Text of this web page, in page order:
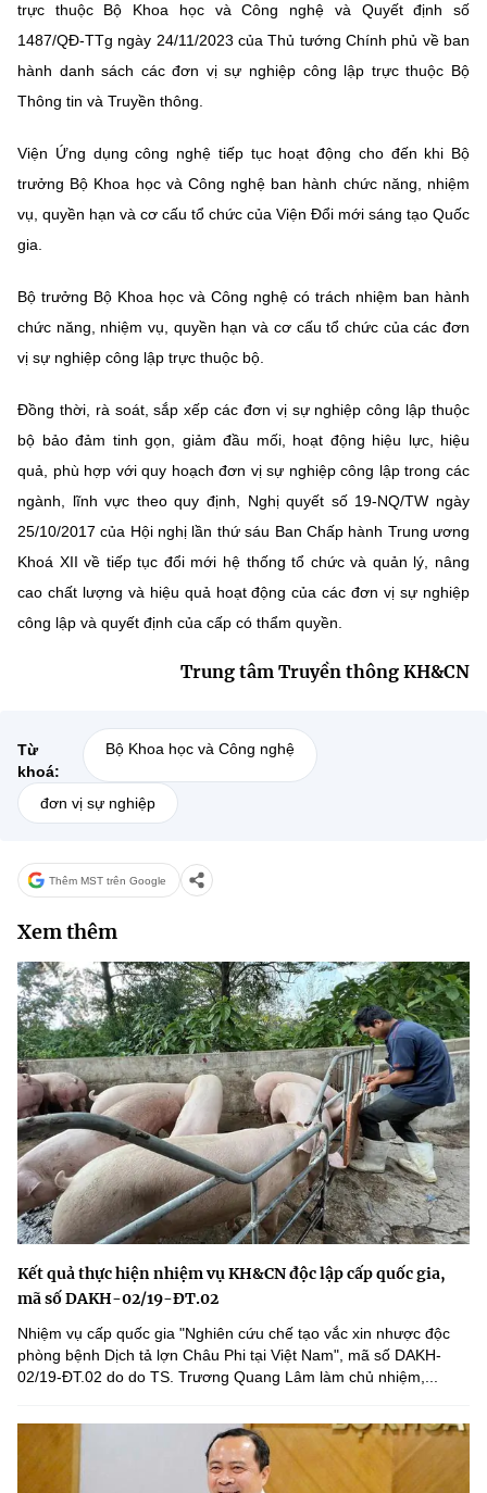
trực thuộc Bộ Khoa học và Công nghệ và Quyết định số
1487/QĐ-TTg ngày 24/11/2023 của Thủ tướng Chính phủ về ban
hành danh sách các đơn vị sự nghiệp công lập trực thuộc Bộ
Thông tin và Truyền thông.
Viện Ứng dụng công nghệ tiếp tục hoạt động cho đến khi Bộ
trưởng Bộ Khoa học và Công nghệ ban hành chức năng, nhiệm
vụ, quyền hạn và cơ cấu tổ chức của Viện Đổi mới sáng tạo Quốc
gia.
Bộ trưởng Bộ Khoa học và Công nghệ có trách nhiệm ban hành
chức năng, nhiệm vụ, quyền hạn và cơ cấu tổ chức của các đơn
vị sự nghiệp công lập trực thuộc bộ.
Đồng thời, rà soát, sắp xếp các đơn vị sự nghiệp công lập thuộc
bộ bảo đảm tinh gọn, giảm đầu mối, hoạt động hiệu lực, hiệu
quả, phù hợp với quy hoạch đơn vị sự nghiệp công lập trong các
ngành, lĩnh vực theo quy định, Nghị quyết số 19-NQ/TW ngày
25/10/2017 của Hội nghị lần thứ sáu Ban Chấp hành Trung ương
Khoá XII về tiếp tục đổi mới hệ thống tổ chức và quản lý, nâng
cao chất lượng và hiệu quả hoạt động của các đơn vị sự nghiệp
công lập và quyết định của cấp có thẩm quyền.
Trung tâm Truyền thông KH&CN
Từ
khoá:
Bộ Khoa học và Công nghệ
đơn vị sự nghiệp
Thêm MST trên Google
Xem thêm
Kết quả thực hiện nhiệm vụ KH&CN độc lập cấp quốc gia,
mã số DAKH-02/19-ĐT.02
Nhiệm vụ cấp quốc gia "Nghiên cứu chế tạo vắc xin nhược độc
phòng bệnh Dịch tả lợn Châu Phi tại Việt Nam", mã số DAKH-
02/19-ĐT.02 do do TS. Trương Quang Lâm làm chủ nhiệm,...